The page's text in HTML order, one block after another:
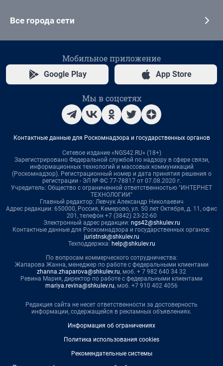
Все города сети
Мобильное приложение
Google Play App Store
Мы в соцсетях
Контактные данные для Роскомнадзора и государственных органов
Сетевое издание «NGS42.RU» (18+)
Зарегистрировано Федеральной службой по надзору в сфере связи,
информационных технологий и массовых коммуникаций
(Роскомнадзор). Регистрационный номер и дата принятия решения о
регистрации - ЭЛ № ФС 77-78817 от 07.08.2020 г.
Учредитель: Общество с ограниченной ответственностью "ИНТЕРНЕТ
ТЕХНОЛОГИИ"
Главный редактор: Левчук Александр Николаевич
Адрес редакции: 650000, Россия, Кемерово, ул. 50 лет Октября, д. 11, офис
201, телефон +7 (3842) 23-22-60
Электронный адрес редакции: ngs42@shkulev.ru
Контактные данные для Роскомнадзора и государственных органов:
juristnsk@shkulev.ru
Техподдержка: help@shkulev.ru
По вопросам коммерческого сотрудничества:
Жапарова Жанна, менеджер по работе с федеральными клиентами
zhanna.zhaparova@shkulev.ru, моб. + 7 982 640 34 32
Ревина Мария, директор по работе с федеральными клиентами
mariya.revina@shkulev.ru, моб. +7 910 402 4056
Редакция сайта не несет ответственности за достоверность
информации, содержащейся в рекламных объявлениях.
Информация об ограничениях
Политика использования cookies
Рекомендательные системы